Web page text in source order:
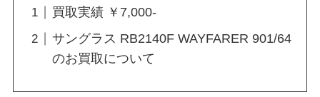
買取実績 ￥7,000-
サングラス RB2140F WAYFARER 901/64
のお買取について